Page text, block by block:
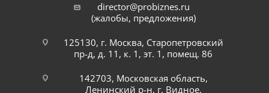
director@probiznes.ru
(жалобы, предложения)
125130, г. Москва, Старопетровский
пр-д, д. 11, к. 1, эт. 1, помещ. 86
142703, Московская область,
Ленинский р-н, г. Видное,